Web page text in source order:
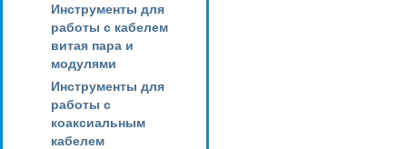
Инструменты для
работы с кабелем
витая пара и
модулями
Инструменты для
работы с
коаксиальным
кабелем